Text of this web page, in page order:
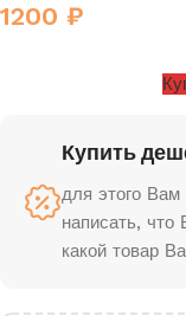
1200 ₽
Купить
для этого Вам
написать,
какой товар